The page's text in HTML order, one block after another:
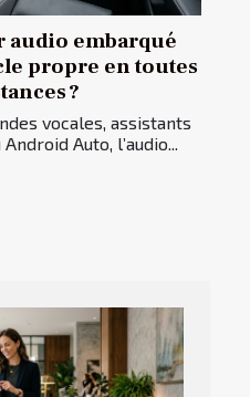
embarqué
propre en toutes
?
vocales, assistants
Auto, l’audio...